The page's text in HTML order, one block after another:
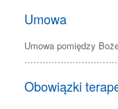
Umowa
Umowa pomiędzy
Obowiązki